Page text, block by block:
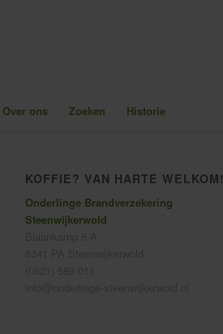
Over ons Zoeken Historie
KOFFIE? VAN HARTE WELKOM!
Onderlinge Brandverzekering
Steenwijkerwold